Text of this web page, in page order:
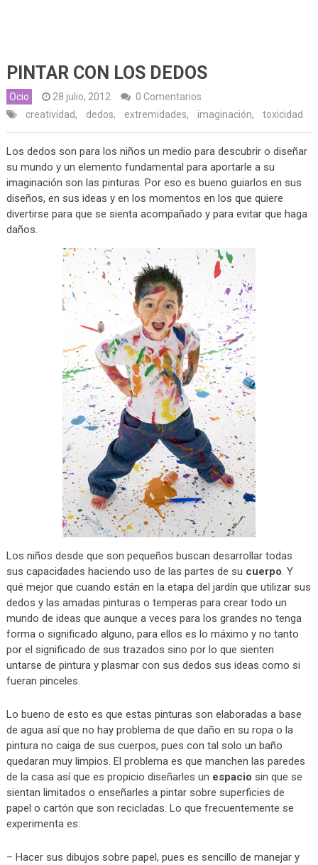
PINTAR CON LOS DEDOS
Ocio 28 julio, 2012
0 Comentarios
creatividad, dedos, extremidades, imaginación, toxicidad
Los dedos son para los niños un medio para descubrir o diseñar
su mundo y un elemento fundamental para aportarle a su
imaginación son las pinturas. Por eso es bueno guiarlos en sus
diseños, en sus ideas y en los momentos en los que quiere
divertirse para que se sienta acompañado y para evitar que haga
daños.
Los niños desde que son pequeños buscan desarrollar todas
sus capacidades haciendo uso de las partes de su cuerpo. Y
qué mejor que cuando están en la etapa del jardín que utilizar sus
dedos y las amadas pinturas o temperas para crear todo un
mundo de ideas que aunque a veces para los grandes no tenga
forma o significado alguno, para ellos es lo máximo y no tanto
por el significado de sus trazados sino por lo que sienten
untarse de pintura y plasmar con sus dedos sus ideas como si
fueran pinceles.
Lo bueno de esto es que estas pinturas son elaboradas a base
de agua así que no hay problema de que daño en su ropa o la
pintura no caiga de sus cuerpos, pues con tal solo un baño
quedaran muy limpios. El problema es que manchen las paredes
de la casa así que es propicio diseñarles un espacio sin que se
sientan limitados o enseñarles a pintar sobre superficies de
papel o cartón que son recicladas. Lo que frecuentemente se
experimenta es:
– Hacer sus dibujos sobre papel, pues es sencillo de manejar y